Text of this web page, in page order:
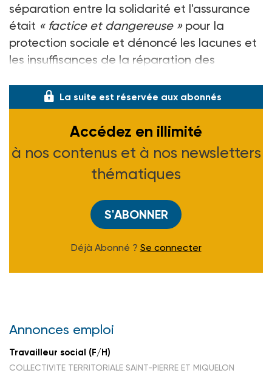
séparation entre la solidarité et l'assurance
était « factice et dangereuse »pour la
protection sociale et dénoncé les lacunes et
les insuffisances de la réparation des
La suite est réservée aux abonnés
Accédez en illimité
à nos contenus et à nos newsletters
thématiques
S'ABONNER
Déjà Abonné ? Se connecter
Annonces emploi
Travailleur social (F/H)
COLLECTIVITE TERRITORIALE SAINT-PIERRE ET MIQUELON